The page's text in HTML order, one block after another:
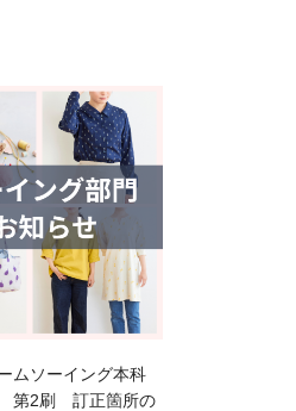
ムソーイング本科
第2刷 訂正箇所の